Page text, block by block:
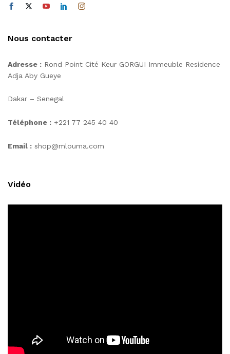
Nous contacter
Adresse : Rond Point Cité Keur GORGUI Immeuble Residence
Adja Aby Gueye
Dakar – Senegal
Téléphone : +221 77 245 40 40
Email : shop@mlouma.com
Vidéo